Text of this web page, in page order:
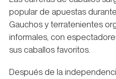
popular de apuestas
Gauchos y terratenientes
informales, con
sus caballos favoritos.
Después de la